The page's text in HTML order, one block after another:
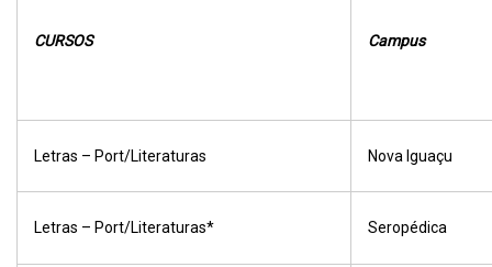
CURSOS Campus
Letras – Port/Literaturas Nova Iguaçu
Letras – Port/Literaturas* Seropédica